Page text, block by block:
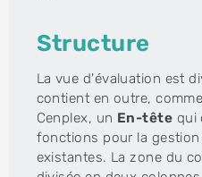
Structure
La vue d'évaluation est
contient en outre,
Cenplex, un En-tête qui
fonctions pour la
existantes. La zone du